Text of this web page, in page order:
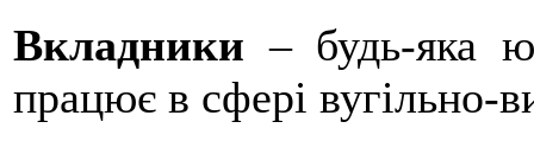
Вкладники– будь-яка
працює в сфері вугільно-